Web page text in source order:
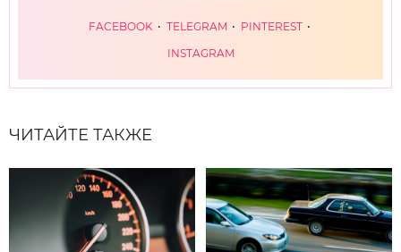
FACEBOOK TELEGRAM
PINTEREST
INSTAGRAM
ЧИТАЙТЕ ТАКЖЕ